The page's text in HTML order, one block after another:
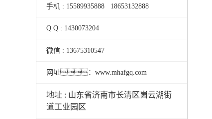
手机 : 15589935888 18653132888
Q Q : 1430073204
微信 : 13675310547
网址：www.mhafgq.com
地址 : 山东省济南市长清区崮云湖街
道工业园区